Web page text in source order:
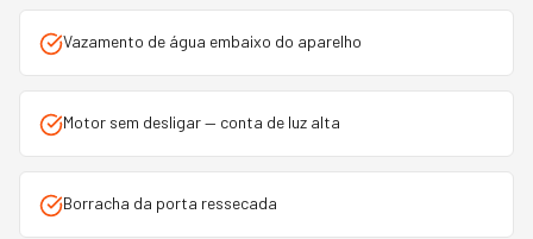
Vazamento de água embaixo do aparelho
Motor sem desligar — conta de luz alta
Borracha da porta ressecada